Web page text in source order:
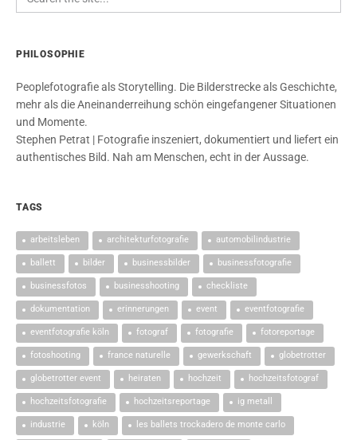
PHILOSOPHIE
Peoplefotografie als Storytelling. Die Bilderstrecke als Geschichte,
mehr als die Aneinanderreihung schön eingefangener Situationen
und Momente.
Stephen Petrat | Fotografie inszeniert, dokumentiert und liefert ein
authentisches Bild. Nah am Menschen, echt in der Aussage.
TAGS
arbeitsleben architekturfotografie automobilindustrie
ballett bilder businessbilder businessfotografie
businessfotos businesshooting checkliste
dokumentation erinnerungen event eventfotografie
eventfotografie köln fotograf fotografie fotoreportage
fotoshooting france naturelle gewerkschaft globetrotter
globetrotter event heiraten hochzeit hochzeitsfotograf
hochzeitsfotografie hochzeitsreportage ig metall
industrie köln les ballets trockadero de monte carlo